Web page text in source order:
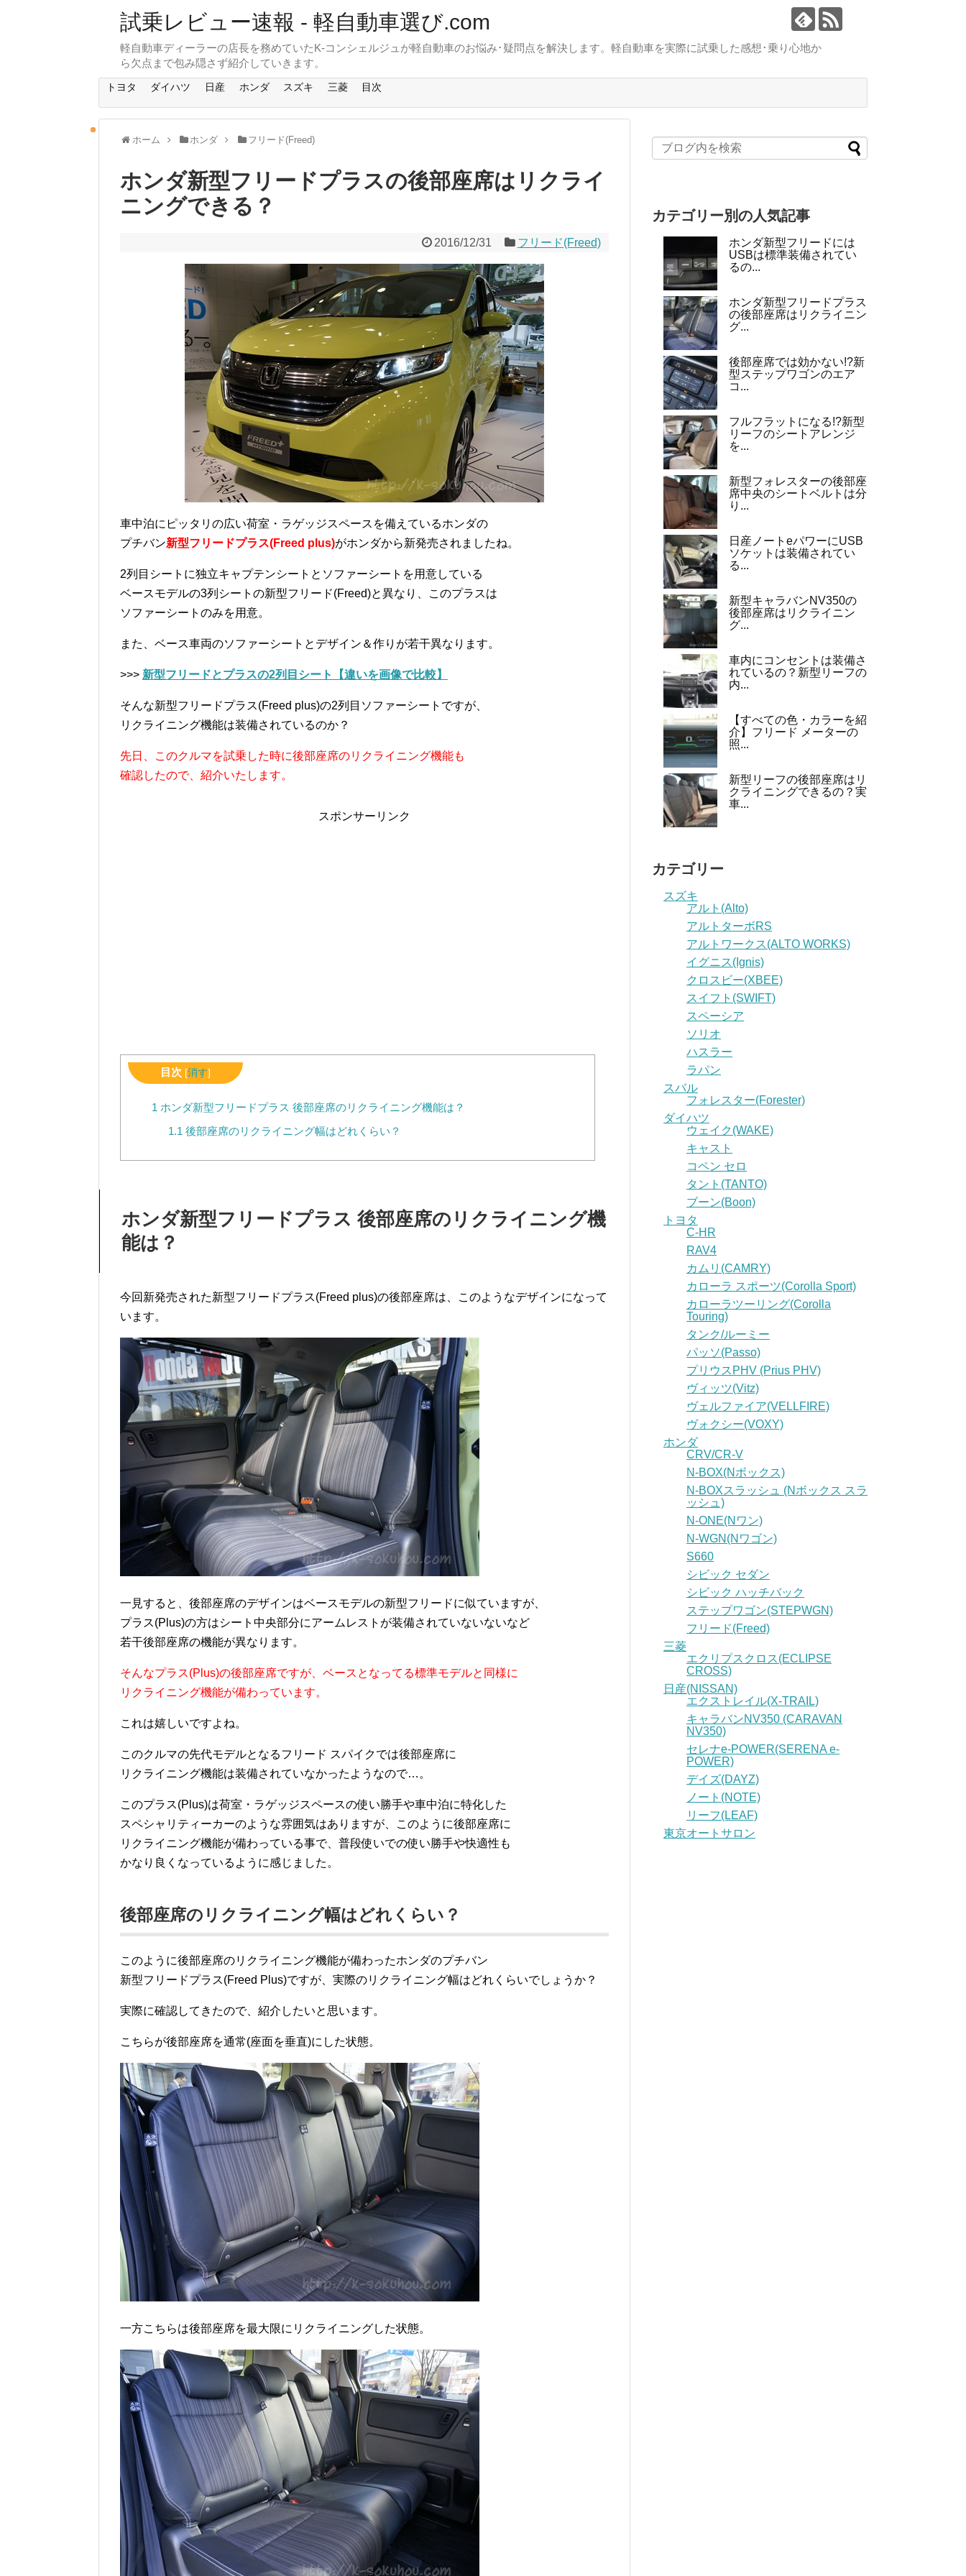
試乗レビュー速報 - 軽自動車選び.com
軽自動車ディーラーの店長を務めていたK-コンシェルジュが軽自動車のお悩み･疑問点を解決します。軽自動車を実際に試乗した感想･乗り心地か
ら欠点まで包み隠さず紹介していきます。
トヨタ ダイハツ 日産 ホンダ スズキ 三菱 目次
ホーム ホンダ フリード(Freed)
ホンダ新型フリードプラスの後部座席はリクライ
ニングできる？
2016/12/31 フリード(Freed)
車中泊にピッタリの広い荷室・ラゲッジスペースを備えているホンダの
プチバン新型フリードプラス(Freed plus)がホンダから新発売されましたね。
2列目シートに独立キャプテンシートとソファーシートを用意している
ベースモデルの3列シートの新型フリード(Freed)と異なり、このプラスは
ソファーシートのみを用意。
また、ベース車両のソファーシートとデザイン＆作りが若干異なります。
>>> 新型フリードとプラスの2列目シート【違いを画像で比較】
そんな新型フリードプラス(Freed plus)の2列目ソファーシートですが、
リクライニング機能は装備されているのか？
先日、このクルマを試乗した時に後部座席のリクライニング機能も
確認したので、紹介いたします。
スポンサーリンク
目次 [消す]
1 ホンダ新型フリードプラス 後部座席のリクライニング機能は？
1.1 後部座席のリクライニング幅はどれくらい？
ホンダ新型フリードプラス 後部座席のリクライニング機
能は？
今回新発売された新型フリードプラス(Freed plus)の後部座席は、このようなデザインになって
います。
一見すると、後部座席のデザインはベースモデルの新型フリードに似ていますが、
プラス(Plus)の方はシート中央部分にアームレストが装備されていないないなど
若干後部座席の機能が異なります。
そんなプラス(Plus)の後部座席ですが、ベースとなってる標準モデルと同様に
リクライニング機能が備わっています。
これは嬉しいですよね。
このクルマの先代モデルとなるフリード スパイクでは後部座席に
リクライニング機能は装備されていなかったようなので…。
このプラス(Plus)は荷室・ラゲッジスペースの使い勝手や車中泊に特化した
スペシャリティーカーのような雰囲気はありますが、このように後部座席に
リクライニング機能が備わっている事で、普段使いでの使い勝手や快適性も
かなり良くなっているように感じました。
後部座席のリクライニング幅はどれくらい？
このように後部座席のリクライニング機能が備わったホンダのプチバン
新型フリードプラス(Freed Plus)ですが、実際のリクライニング幅はどれくらいでしょうか？
実際に確認してきたので、紹介したいと思います。
こちらが後部座席を通常(座面を垂直)にした状態。
一方こちらは後部座席を最大限にリクライニングした状態。
カテゴリー別の人気記事
ホンダ新型フリードには
USBは標準装備されてい
るの...
ホンダ新型フリードプラス
の後部座席はリクライニン
グ...
後部座席では効かない!?新
型ステップワゴンのエア
コ...
フルフラットになる!?新型
リーフのシートアレンジ
を...
新型フォレスターの後部座
席中央のシートベルトは分
り...
日産ノートeパワーにUSB
ソケットは装備されてい
る...
新型キャラバンNV350の
後部座席はリクライニン
グ...
車内にコンセントは装備さ
れているの？新型リーフの
内...
【すべての色・カラーを紹
介】フリード メーターの
照...
新型リーフの後部座席はリ
クライニングできるの？実
車...
カテゴリー
スズキ
アルト(Alto)
アルトターボRS
アルトワークス(ALTO WORKS)
イグニス(Ignis)
クロスビー(XBEE)
スイフト(SWIFT)
スペーシア
ソリオ
ハスラー
ラパン
スバル
フォレスター(Forester)
ダイハツ
ウェイク(WAKE)
キャスト
コペン セロ
タント(TANTO)
ブーン(Boon)
トヨタ
C-HR
RAV4
カムリ(CAMRY)
カローラ スポーツ(Corolla Sport)
カローラツーリング(Corolla
Touring)
タンク/ルーミー
パッソ(Passo)
プリウスPHV (Prius PHV)
ヴィッツ(Vitz)
ヴェルファイア(VELLFIRE)
ヴォクシー(VOXY)
ホンダ
CRV/CR-V
N-BOX(Nボックス)
N-BOXスラッシュ (Nボックス スラ
ッシュ)
N-ONE(Nワン)
N-WGN(Nワゴン)
S660
シビック セダン
シビック ハッチバック
ステップワゴン(STEPWGN)
フリード(Freed)
三菱
エクリプスクロス(ECLIPSE
CROSS)
日産(NISSAN)
エクストレイル(X-TRAIL)
キャラバンNV350 (CARAVAN
NV350)
セレナe-POWER(SERENA e-
POWER)
デイズ(DAYZ)
ノート(NOTE)
リーフ(LEAF)
東京オートサロン